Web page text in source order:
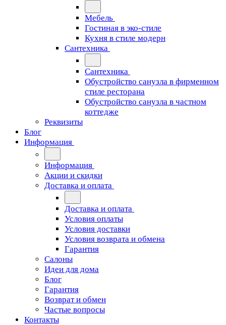
Мебель
Гостиная в эко-стиле
Кухня в стиле модерн
Сантехника
Сантехника
Обустройство санузла в фирменном
стиле ресторана
Обустройство санузла в частном
коттедже
Реквизиты
Блог
Информация
Информация
Акции и скидки
Доставка и оплата
Доставка и оплата
Условия оплаты
Условия доставки
Условия возврата и обмена
Гарантия
Салоны
Идеи для дома
Блог
Гарантия
Возврат и обмен
Частые вопросы
Контакты